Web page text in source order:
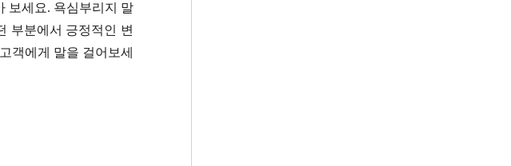
보세요. 욕심부리지 말
부분에서 긍정적인 변
객에게 말을 걸어보세